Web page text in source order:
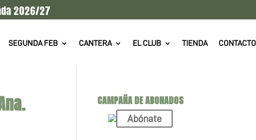
2026/27
SEGUNDA FEB CANTERA EL CLUB TIENDA CONTACTO
CAMPAÑA DE ABONADOS
Abónate